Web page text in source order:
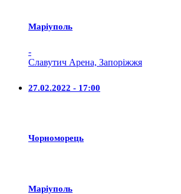
Маріуполь
-
Славутич Арена, Запоріжжя
27.02.2022 - 17:00
Чорноморець
Маріуполь